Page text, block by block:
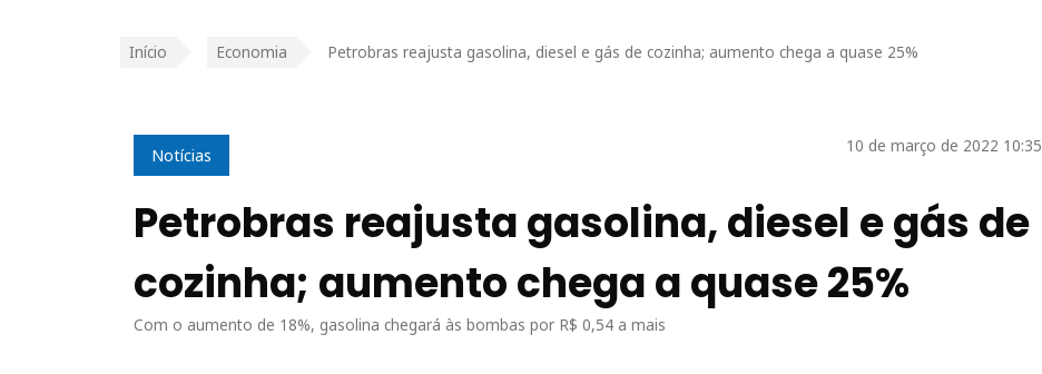
Início Economia Petrobras reajusta gasolina, diesel e gás de cozinha; aumento chega a quase 25%
Notícias 10 de março de 2022 10:35
Petrobras reajusta gasolina, diesel e gás de
cozinha; aumento chega a quase 25%
Com o aumento de 18%, gasolina chegará às bombas por R$ 0,54 a mais